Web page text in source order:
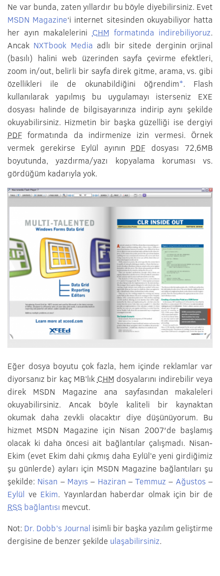
Ne var bunda, zaten yıllardır bu böyle diyebilirsiniz. Evet
MSDN Magazine‘i internet sitesinden okuyabiliyor hatta
her ayın makalelerini CHM formatında indirebiliyoruz.
Ancak NXTbook Media adlı bir sitede derginin orjinal
(basılı) halini web üzerinden sayfa çevirme efektleri,
zoom in/out, belirli bir sayfa direk gitme, arama, vs. gibi
özellikleri ile de okunabildiğini öğrendim*. Flash
kullanılarak yapılmış bu uygulamayı isterseniz EXE
dosyası halinde de bilgisayarınıza indirip aynı şekilde
okuyabilirsiniz. Hizmetin bir başka güzelliği ise dergiyi
PDF formatında da indirmenize izin vermesi. Örnek
vermek gerekirse Eylül ayının PDF dosyası 72,6MB
boyutunda, yazdırma/yazı kopyalama koruması vs.
gördüğüm kadarıyla yok.
Eğer dosya boyutu çok fazla, hem içinde reklamlar var
diyorsanız bir kaç MB’lık CHM dosyalarını indirebilir veya
direk MSDN Magazine ana sayfasından makaleleri
okuyabilirsiniz. Ancak böyle kaliteli bir kaynaktan
okumak daha zevkli olacaktır diye düşünüyorum. Bu
hizmet MSDN Magazine için Nisan 2007′de başlamış
olacak ki daha öncesi ait bağlantılar çalışmadı. Nisan-
Ekim (evet Ekim dahi çıkmış daha Eylül’e yeni girdiğimiz
şu günlerde) ayları için MSDN Magazine bağlantıları şu
şekilde: Nisan – Mayıs – Haziran –Temmuz – Ağustos –
Eylül ve Ekim. Yayınlardan haberdar olmak için bir de
RSS bağlantısı mevcut.
Not: Dr. Dobb’s Journal isimli bir başka yazılım geliştirme
dergisine de benzer şekilde ulaşabilirsiniz.